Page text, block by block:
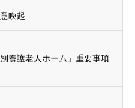
喚起
養護老人ホーム」重要事項